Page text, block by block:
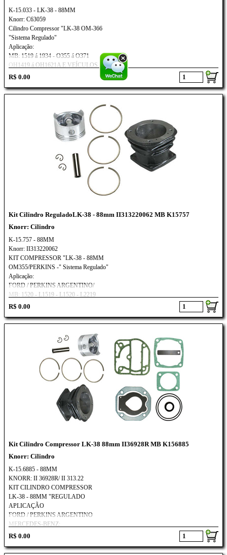
K-15.033 - LK-38 - 88MM
Knorr: C63059
Cilindro Compressor "LK-38 OM-366
"Sistema Regulado"
Aplicação:
MB: 1519 á 1934 - O355 á O371
OH1419 á OH1621A E VEÍCULOS
EQUIPADOS COM MOTOR OM-366
R$ 0.00
Kit Cilindro ReguladoLK-38 - 88mm II313220062 MB K15757
Knorr: Cilindro
K-15.757 - 88MM
Knorr: II313220062
KIT COMPRESSOR "LK-38 - 88MM
OM355/PERKINS -" Sistema Regulado"
Aplicação:
FORD / PERKINS ARGENTINO/
MB: 1520 - L1519 - L1520 - L2219
R$ 0.00
Kit Cilindro Compressor LK-38 88mm II36928R MB K156885
Knorr: Cilindro
K-15.6885 - 88MM
KNORR: II 36928R/ II 313.22
KIT CILINDRO COMPRESSOR
LK-38 - 88MM "REGULADO
APLICAÇÃO
FORD / PERKINS ARGENTINO
MERCEDES-BENZ:
1520 - L1519 - L1520 - L2219
R$ 0.00